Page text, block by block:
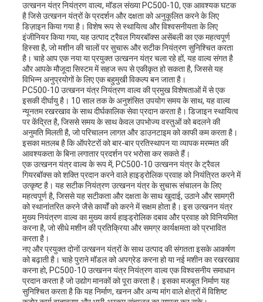
उत्खनन यंत्र नियंत्रण वाल्व, मॉडल संख्या PC500-10, एक आवश्यक घटक
है जिसे उत्खनन यंत्रों के प्रदर्शन और दक्षता को अनुकूलित करने के लिए
डिज़ाइन किया गया है। विशेष रूप से स्थायित्व और विश्वसनीयता के लिए
इंजीनियर किया गया, यह उत्पाद ट्रैवल गियरबॉक्स असेंबली का एक महत्वपूर्ण
हिस्सा है, जो मशीन की चालों पर सुचारू और सटीक नियंत्रण सुनिश्चित करता
है। चाहे आप एक नया या प्रयुक्त उत्खनन यंत्र चला रहे हों, यह वाल्व संगत है
और आपके मौजूदा सिस्टम में सहज रूप से एकीकृत हो सकता है, जिससे यह
विभिन्न अनुप्रयोगों के लिए एक बहुमुखी विकल्प बन जाता है।
PC500-10 उत्खनन यंत्र नियंत्रण वाल्व की प्रमुख विशेषताओं में से एक
इसकी दीर्घायु है। 10 साल तक के अनुशंसित उपयोग समय के साथ, यह वाल्व
न्यूनतम रखरखाव के साथ दीर्घकालिक सेवा प्रदान करता है। डिजाइन स्थायित्व
पर केंद्रित है, जिससे समय के साथ केवल उपभोज्य वस्तुओं को बदलने की
अनुमति मिलती है, जो परिचालन लागत और डाउनटाइम को काफी कम करता है।
इसका मतलब है कि ऑपरेटरों को बार-बार प्रतिस्थापन या व्यापक मरम्मत की
आवश्यकता के बिना लगातार प्रदर्शन पर भरोसा कर सकते हैं।
एक उत्खनन यंत्र वाल्व के रूप में, PC500-10 उत्खनन यंत्र के ट्रैवल
गियरबॉक्स को शक्ति प्रदान करने वाले हाइड्रोलिक प्रवाह को नियंत्रित करने में
उत्कृष्ट है। यह सटीक नियंत्रण उत्खनन यंत्र के सुचारू संचालन के लिए
महत्वपूर्ण है, जिससे यह सटीकता और दक्षता के साथ खुदाई, उठाने और सामग्री
को स्थानांतरित करने जैसे कार्यों को करने में सक्षम होता है। इस उत्खनन यंत्र
मुख्य नियंत्रण वाल्व का मुख्य कार्य हाइड्रोलिक दबाव और प्रवाह को विनियमित
करना है, जो सीधे मशीन की प्रतिक्रिया और समग्र कार्यक्षमता को प्रभावित
करता है।
नए और प्रयुक्त दोनों उत्खनन यंत्रों के साथ उत्पाद की संगतता इसके आकर्षण
को बढ़ाती है। चाहे पुराने मॉडल को अपग्रेड करना हो या नई मशीन का रखरखाव
करना हो, PC500-10 उत्खनन यंत्र नियंत्रण वाल्व एक विश्वसनीय समाधान
प्रदान करता है जो उद्योग मानकों को पूरा करता है। इसका मजबूत निर्माण यह
सुनिश्चित करता है कि यह निर्माण, खनन और अन्य मांग वाले क्षेत्रों में विशिष्ट